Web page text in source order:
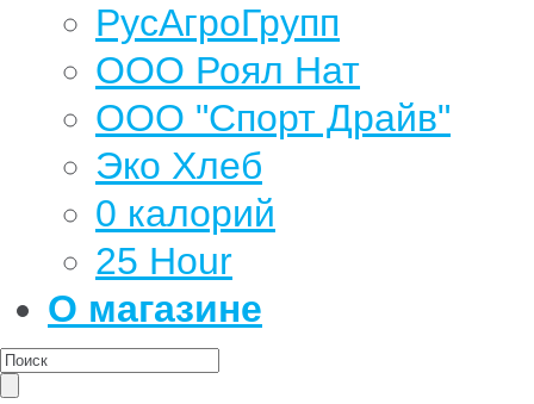
РусАгроГрупп
ООО Роял Нат
ООО "Спорт Драйв"
Эко Хлеб
0 калорий
25 Hour
О магазине